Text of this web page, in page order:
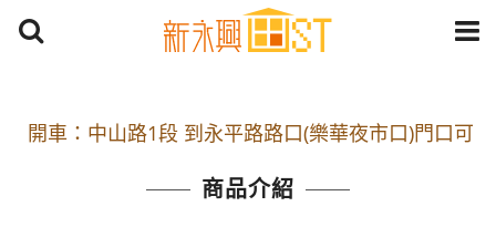
停車
捷運： 中和線【頂溪站 2 號出口】往中山路1段139
商品介紹